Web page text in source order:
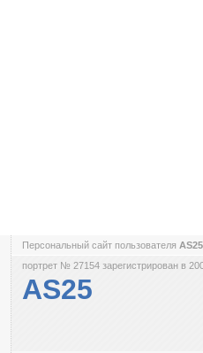
Персональный сайт пользователя
портрет № 27154 зарегистрирован в
AS25